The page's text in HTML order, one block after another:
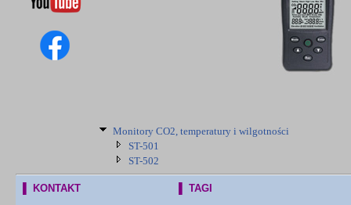
Monitory CO2, temperatury i wilgotności
ST-501
ST-502
▌ KONTAKT
▌ TAGI